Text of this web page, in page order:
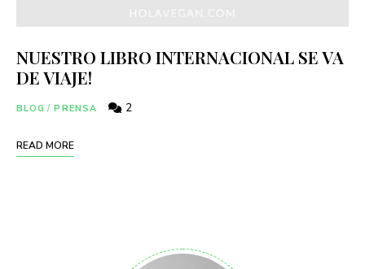
NUESTRO LIBRO INTERNACIONAL SE VA
DE VIAJE!
BLOG / PRENSA 2
READ MORE